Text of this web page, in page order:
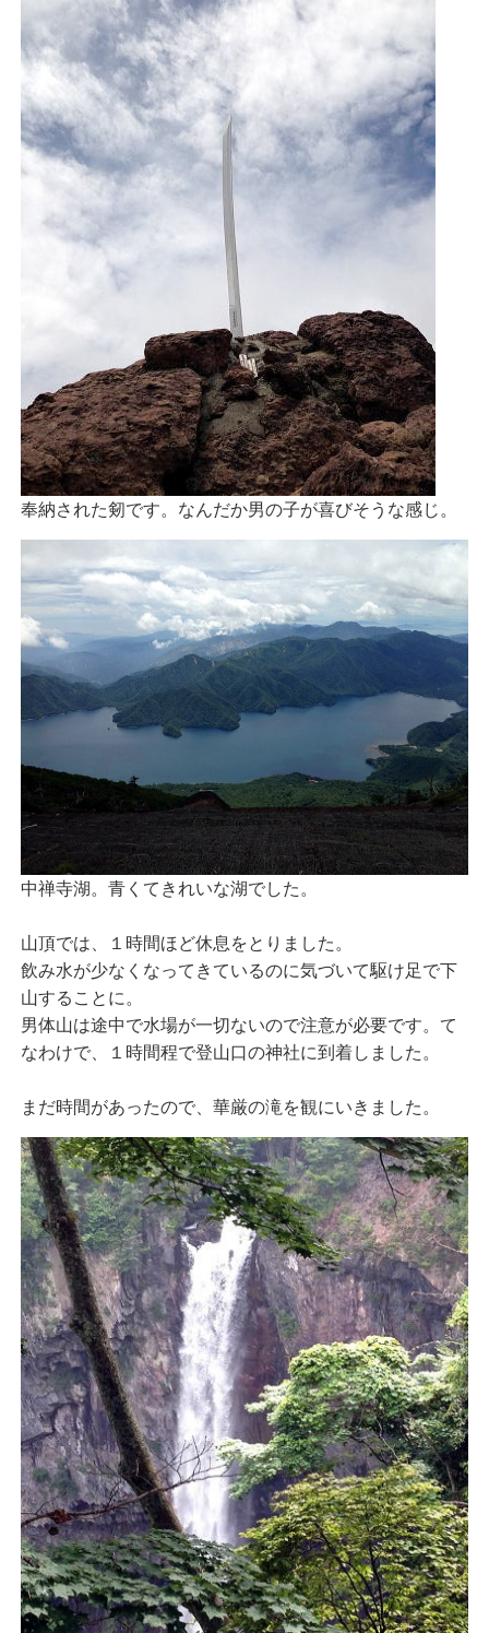
奉納された剱です。なんだか男の子が喜びそうな感じ。
中禅寺湖。青くてきれいな湖でした。
山頂では、１時間ほど休息をとりました。
飲み水が少なくなってきているのに気づいて駆け足で下
山することに。
男体山は途中で水場が一切ないので注意が必要です。て
なわけで、１時間程で登山口の神社に到着しました。
まだ時間があったので、華厳の滝を観にいきました。